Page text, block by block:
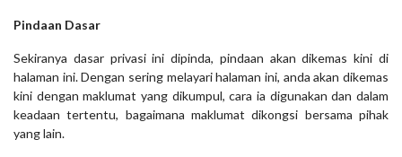
Pindaan Dasar
Sekiranya dasar privasi ini dipinda, pindaan akan dikemas kini di
halaman ini. Dengan sering melayari halaman ini, anda akan dikemas
kini dengan maklumat yang dikumpul, cara ia digunakan dan dalam
keadaan tertentu, bagaimana maklumat dikongsi bersama pihak
yang lain.